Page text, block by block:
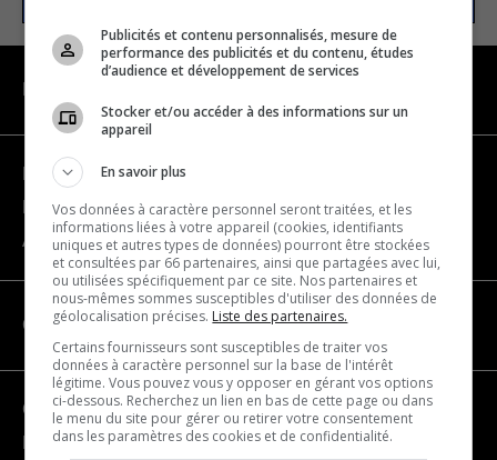
Devenir partenaire
Nous joindre
À propos
CATÉGORIES
Géographie
France
Publicités et contenu personnalisés, mesure de
performance des publicités et du contenu, études
d’audience et développement de services
Stocker et/ou accéder à des informations sur un
appareil
En savoir plus
Vos données à caractère personnel seront traitées, et les
informations liées à votre appareil (cookies, identifiants
uniques et autres types de données) pourront être stockées
et consultées par 66 partenaires, ainsi que partagées avec lui,
ou utilisées spécifiquement par ce site. Nos partenaires et
nous-mêmes sommes susceptibles d'utiliser des données de
géolocalisation précises. Liste des partenaires.
Certains fournisseurs sont susceptibles de traiter vos
données à caractère personnel sur la base de l'intérêt
légitime. Vous pouvez vous y opposer en gérant vos options
ci-dessous. Recherchez un lien en bas de cette page ou dans
le menu du site pour gérer ou retirer votre consentement
dans les paramètres des cookies et de confidentialité.